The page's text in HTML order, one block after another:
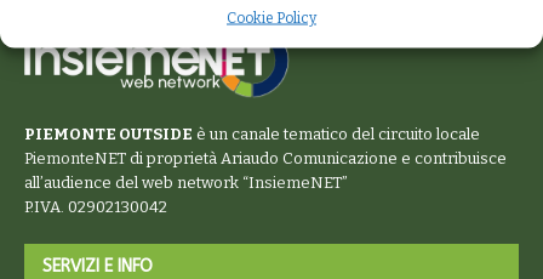
Cookie Policy
PIEMONTE OUTSIDE è un canale tematico del circuito locale
PiemonteNET di proprietà Ariaudo Comunicazione e contribuisce
all’audience del web network “InsiemeNET”
P.IVA. 02902130042
SERVIZI E INFO